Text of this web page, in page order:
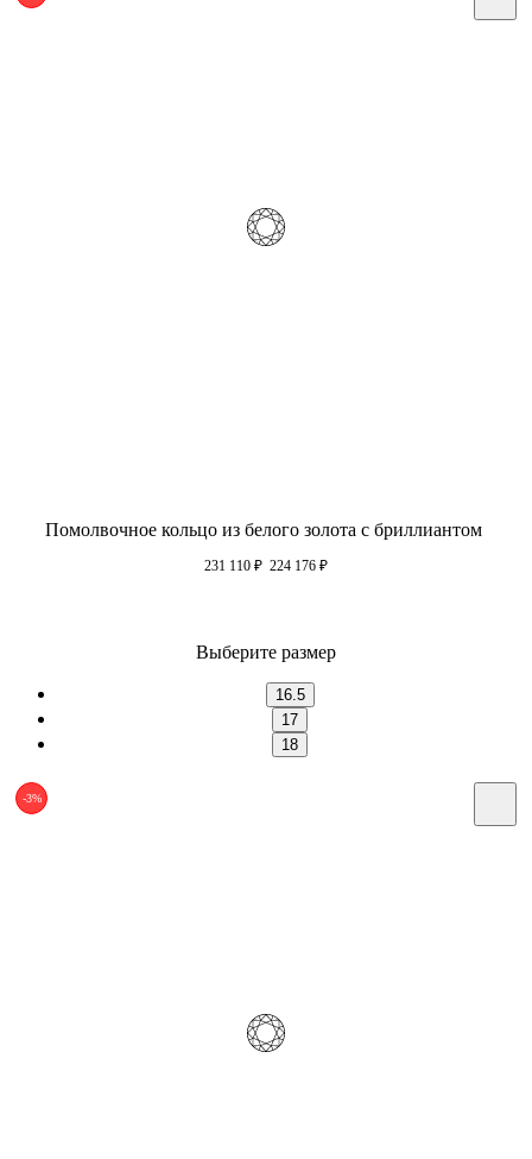
Помолвочное кольцо из белого золота с бриллиантом
231 110 ₽ 224 176 ₽
Выберите размер
16.5
17
18
-3%